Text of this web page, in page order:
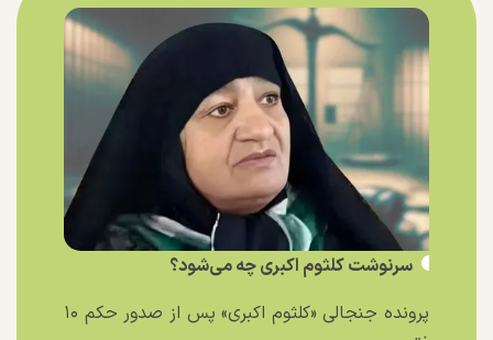
سرنوشت کلثوم اکبری چه می‌شود؟
پرونده جنجالی «کلثوم اکبری» پس از صدور حکم ۱۰